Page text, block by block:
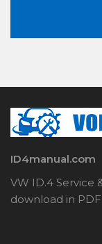
ID4manual.com
VW ID.4 Service
download in